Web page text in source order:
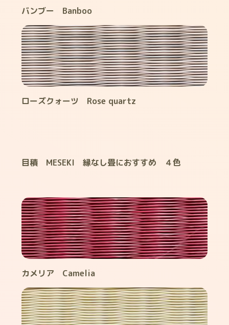
バンブー Banboo
ローズクォーツ Rose quartz
目積 MESEKI 縁なし畳におすすめ ４色
カメリア Camelia